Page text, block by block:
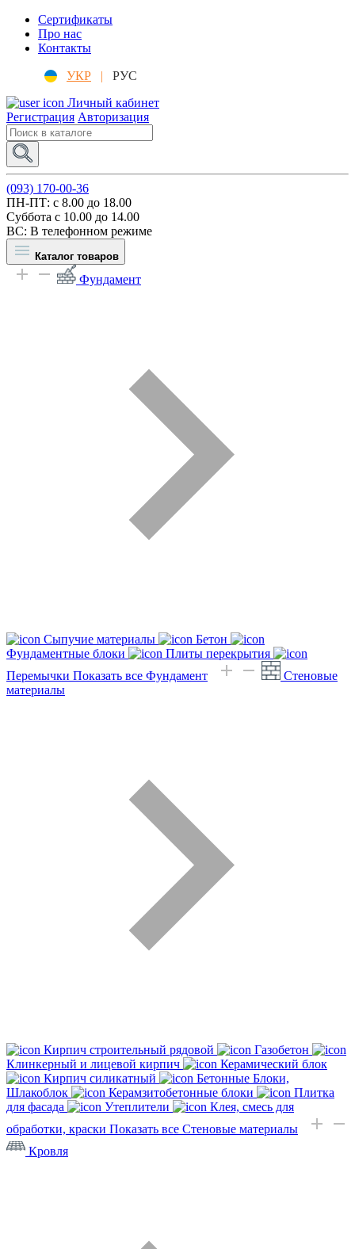
Сертификаты
Про нас
Контакты
УКР |
РУС
Личный кабинет
Регистрация Авторизация
(093) 170-00-36
ПН-ПТ: c 8.00 до 18.00
Суббота с 10.00 до 14.00
ВС: В телефонном режиме
Каталог товаров
Фундамент
Сыпучие материалы
Бетон
Фундаментные блоки
Плиты перекрытия
Перемычки Показать все Фундамент
Стеновые
материалы
Кирпич строительный рядовой
Газобетон
Клинкерный и лицевой кирпич
Керамический блок
Кирпич силикатный
Бетонные Блоки,
Шлакоблок
Керамзитобетонные блоки
Плитка
для фасада
Утеплители
Клея, смесь для
обработки, краски Показать все Стеновые материалы
Кровля